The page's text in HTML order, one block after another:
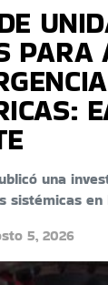
PARA
una
sistémicas
5, 2026